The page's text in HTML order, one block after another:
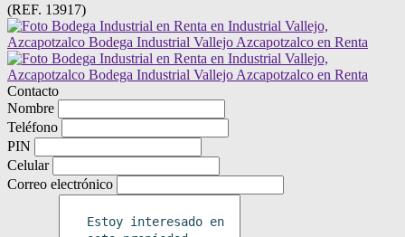
(REF. 13917)
Contacto
Nombre
Teléfono
PIN
Celular
Correo electrónico